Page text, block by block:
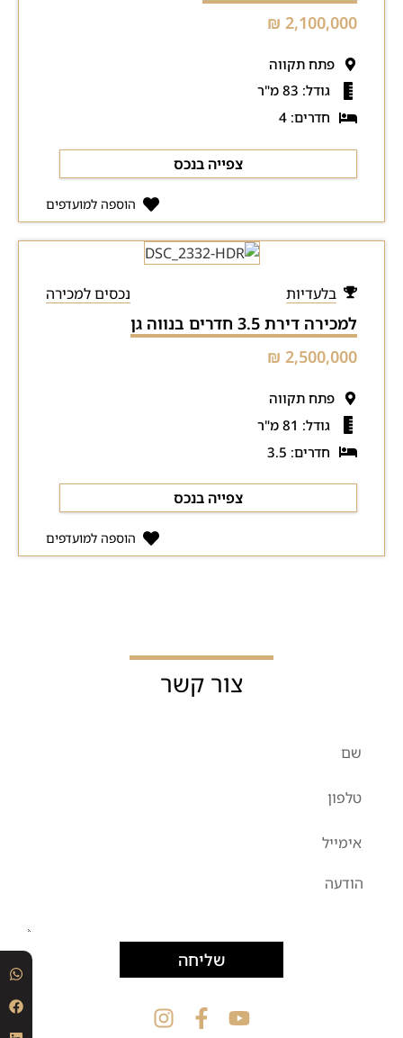
2,100,000 ₪
פתח תקווה
גודל: 83 מ"ר
חדרים: 4
צפייה בנכס
הוספה למועדפים
בלעדיות נכסים למכירה
למכירה דירת 3.5 חדרים בנווה גן
2,500,000 ₪
פתח תקווה
גודל: 81 מ"ר
חדרים: 3.5
צפייה בנכס
הוספה למועדפים
צור קשר
שליחה